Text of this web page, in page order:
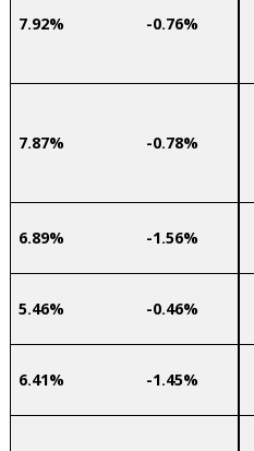
-0.76%
7.92%
-0.78%
7.87%
-1.56%
6.89%
-0.46%
5.46%
-1.45%
6.41%